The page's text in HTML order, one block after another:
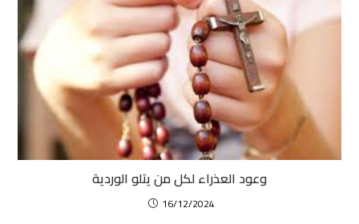
وعود العذراء لكل من يتلو الوردية
16/12/2024